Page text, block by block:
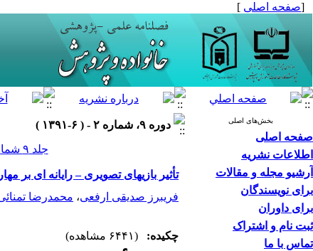
[صفحه اصلی ]
بخش‌های اصلی
صفحه اصلی
اطلاعات نشریه
آرشیو مجله و مقالات
برای نویسندگان
برای داوران
ثبت نام و اشتراک
تماس با ما
دوره ۹، شماره ۲ - ( ۶-۱۳۹۱ )
جلد ۹ شماره ۲ صفحات ۹۴-۷۹
تأثیر بازی­های تصویری – رایانه ­ای
فریبرز صدیقی ارفعی، محمدرضا
چکیده: (۶۴۴۱ مشاهده)